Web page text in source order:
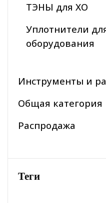
ТЭНЫ для ХО
Уплотнители
оборудования
Инструменты и
Общая категория
Распродажа
Теги